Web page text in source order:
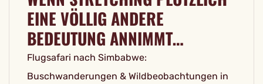
EINE VÖLLIG ANDERE
BEDEUTUNG ANNIMMT…
Flugsafari nach Simbabwe:
Buschwanderungen & Wildbeobachtungen in